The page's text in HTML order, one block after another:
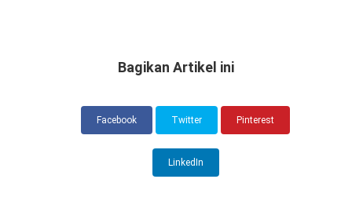
Bagikan Artikel ini
Facebook Twitter Pinterest
LinkedIn